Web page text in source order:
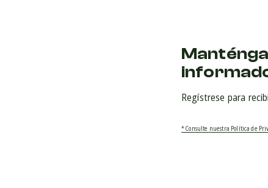
Regístrese para
* Consulte nuestra Política de